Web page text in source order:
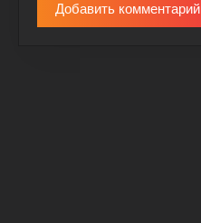
Добавить комментарий